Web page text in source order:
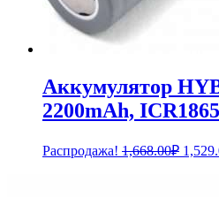
Аккумулятор
2200mAh,
Распродажа! 1,668.00₽